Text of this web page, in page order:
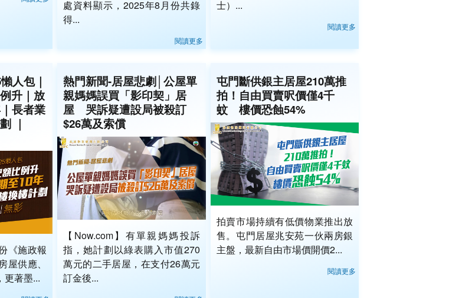
處資料顯示，2025年8月份共錄
得...
閱讀更多
士）...
閱讀更多
人包｜
升｜放
長者業
｜
《施政報
供應、
更著墨...
熱門新聞-居屋悲劇│公屋單
親媽媽誤買「影印契」居
屋 哭訴疑遭設局被殺訂
$26萬及索償
【Now.com】有單親媽媽投訴
指，她計劃以綠表購入市值270
萬元的二手居屋，在支付26萬元
訂金後...
屯門斷供銀主居屋210萬推
拍！自由買賣呎價僅4千
蚊 樓價恐蝕54%
拍賣市場持續有低價物業推出放
售。屯門居屋兆安苑一伙兩房銀
主盤，最新自由市場價開價2...
閱讀更多